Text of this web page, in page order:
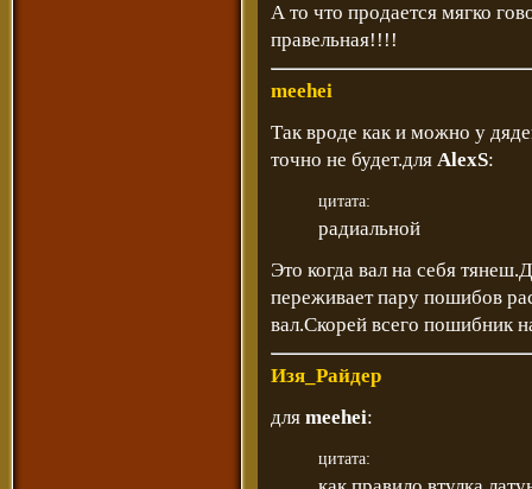
А то что продается мягко
правельная!!!!
meehei
Так вроде как и можно у
точно не будет.для AlexS:
цитата:
радиальной
Это когда вал на себя
переживает пару пошибов
вал.Скорей всего пошибник
Изя_Райдер
для meehei:
цитата: